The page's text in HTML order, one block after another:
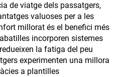
de viatge dels passatgers,
valuoses per a les
millorat és el benefici més
incorporen sistemes
la fatiga del peu
experimenten una millora
a plantilles